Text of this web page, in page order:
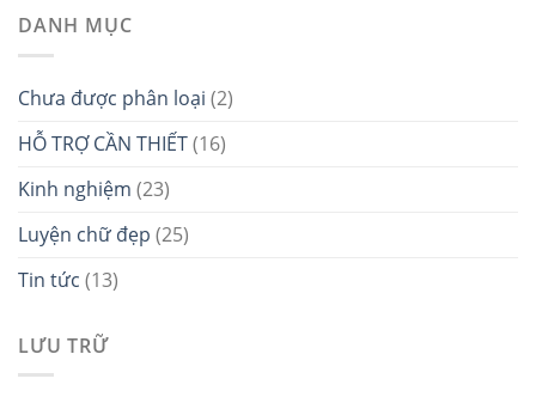
DANH MỤC
Chưa được phân loại (2)
HỖ TRỢ CẦN THIẾT(16)
Kinh nghiệm (23)
Luyện chữ đẹp (25)
Tin tức (13)
LƯU TRỮ